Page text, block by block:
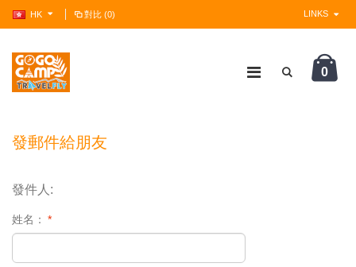
HK 對比 (0) LINKS
0
發郵件給朋友
發件人:
*
姓名：